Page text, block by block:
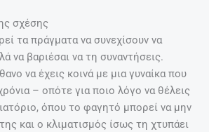
σχέσης
τα πράγματα να συνεχίσουν να
να βαριέσαι να τη συναντήσεις.
να έχεις κοινά με μια γυναίκα που
– οπότε για ποιο λόγο να θέλεις
όπου το φαγητό μπορεί να μην
και ο κλιματισμός ίσως τη χτυπάει